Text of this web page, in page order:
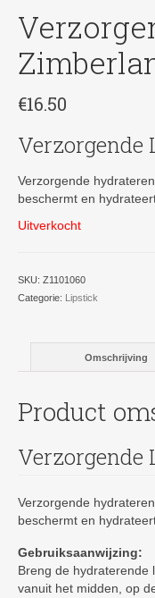
€16.50
Verzorgende
Verzorgende
beschermt en
Uitverkocht
SKU: Z1101060
Categorie: Lipstick
Omschrijving
Product
Verzorgende
Verzorgende
beschermt en
Gebruiksaanwijzing:
Breng de hydraterende
vanuit het midden, op